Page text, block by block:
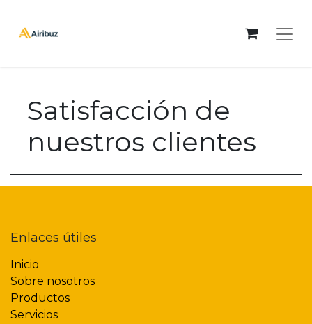
Satisfacción de
nuestros clientes
Enlaces útiles
Inicio
Sobre nosotros
Productos
Servicios